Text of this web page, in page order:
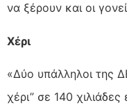
να ξέρουν και οι
Χέρι
«Δύο υπάλληλοι της
χέρι” σε 140